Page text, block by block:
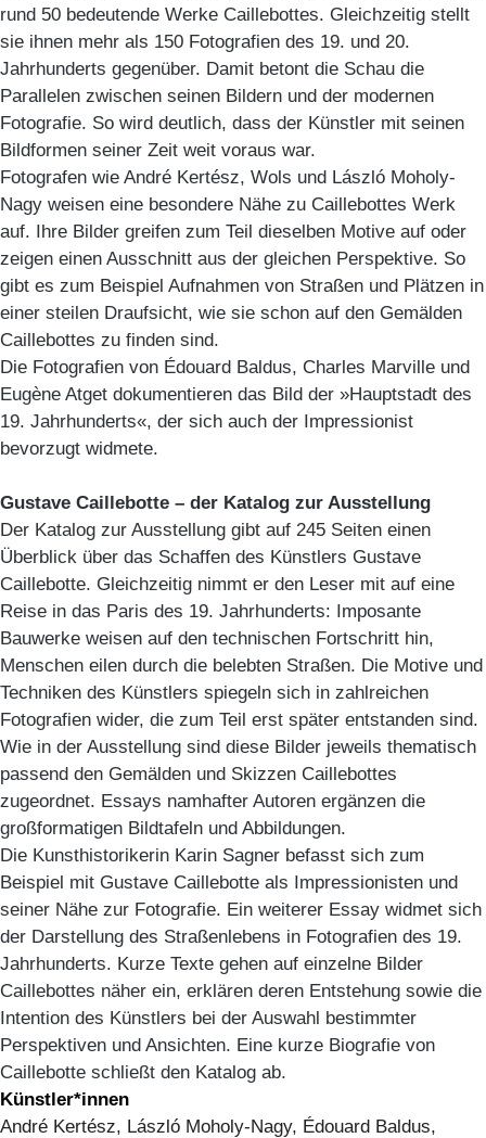
rund 50 bedeutende Werke Caillebottes. Gleichzeitig stellt
sie ihnen mehr als 150 Fotografien des 19. und 20.
Jahrhunderts gegenüber. Damit betont die Schau die
Parallelen zwischen seinen Bildern und der modernen
Fotografie. So wird deutlich, dass der Künstler mit seinen
Bildformen seiner Zeit weit voraus war.
Fotografen wie André Kertész, Wols und László Moholy-
Nagy weisen eine besondere Nähe zu Caillebottes Werk
auf. Ihre Bilder greifen zum Teil dieselben Motive auf oder
zeigen einen Ausschnitt aus der gleichen Perspektive. So
gibt es zum Beispiel Aufnahmen von Straßen und Plätzen in
einer steilen Draufsicht, wie sie schon auf den Gemälden
Caillebottes zu finden sind.
Die Fotografien von Édouard Baldus, Charles Marville und
Eugène Atget dokumentieren das Bild der »Hauptstadt des
19. Jahrhunderts«, der sich auch der Impressionist
bevorzugt widmete.
Gustave Caillebotte – der Katalog zur Ausstellung
Der Katalog zur Ausstellung gibt auf 245 Seiten einen
Überblick über das Schaffen des Künstlers Gustave
Caillebotte. Gleichzeitig nimmt er den Leser mit auf eine
Reise in das Paris des 19. Jahrhunderts: Imposante
Bauwerke weisen auf den technischen Fortschritt hin,
Menschen eilen durch die belebten Straßen. Die Motive und
Techniken des Künstlers spiegeln sich in zahlreichen
Fotografien wider, die zum Teil erst später entstanden sind.
Wie in der Ausstellung sind diese Bilder jeweils thematisch
passend den Gemälden und Skizzen Caillebottes
zugeordnet. Essays namhafter Autoren ergänzen die
großformatigen Bildtafeln und Abbildungen.
Die Kunsthistorikerin Karin Sagner befasst sich zum
Beispiel mit Gustave Caillebotte als Impressionisten und
seiner Nähe zur Fotografie. Ein weiterer Essay widmet sich
der Darstellung des Straßenlebens in Fotografien des 19.
Jahrhunderts. Kurze Texte gehen auf einzelne Bilder
Caillebottes näher ein, erklären deren Entstehung sowie die
Intention des Künstlers bei der Auswahl bestimmter
Perspektiven und Ansichten. Eine kurze Biografie von
Caillebotte schließt den Katalog ab.
Künstler*innen
André Kertész, László Moholy-Nagy, Édouard Baldus,